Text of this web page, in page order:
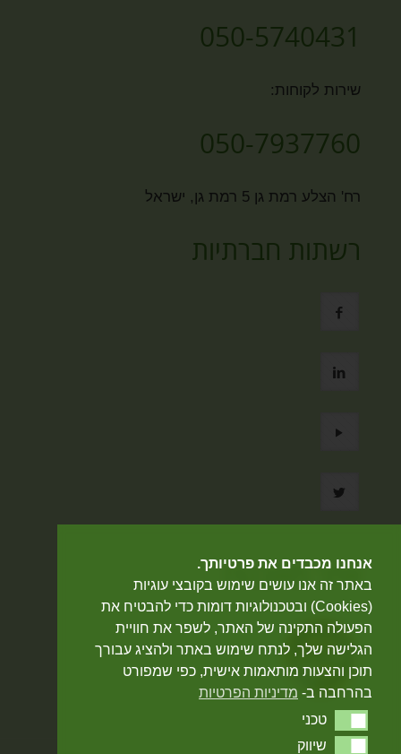
050-5740431
שירות לקוחות:
050-7937760
רח' הצלע רמת גן 5 רמת גן, ישראל
רשתות חברתיות
אתר מאובטח
אנחנו מכבדים את פרטיותך.
באתר זה אנו עושים שימוש בקובצי עוגיות
(Cookies) ובטכנולוגיות דומות כדי להבטיח את
הפעולה התקינה של האתר, לשפר את חוויית
הגלישה שלך, לנתח שימוש באתר ולהציג עבורך
תוכן והצעות מותאמות אישית, כפי שמפורט
בהרחבה ב- מדיניות הפרטיות
טכני
שיווק